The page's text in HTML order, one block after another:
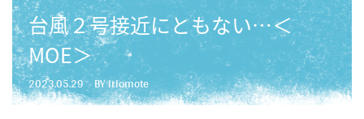
台風２号接近にともない…＜
MOE＞
2023.05.29 BY iriomote